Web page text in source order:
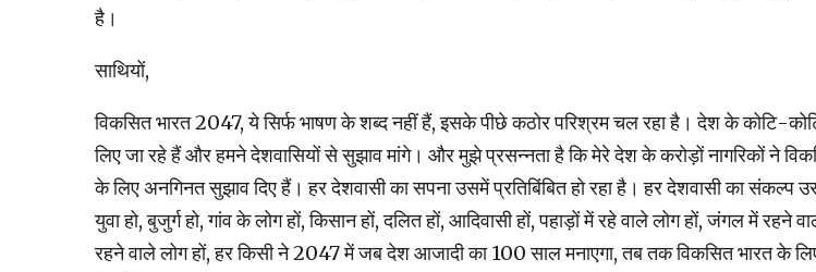
है।
साथियों,
विकसित भारत 2047, ये सिर्फ भाषण के शब्‍द नहीं हैं, इसके पीछे कठोर परिश्रम चल रहा है। देश के को‍टि-
लिए जा रहे हैं और हमने देशवासियों से सुझाव मांगे। और मुझे प्रसन्‍नता है कि मेरे देश के करोड़ों नागरिकों ने
के लिए अनगिनत सुझाव दिए हैं। हर देशवासी का सपना उसमें प्रतिबिंबित हो रहा है। हर देशवासी का संकल्‍प
युवा हो, बुजुर्ग हो, गांव के लोग हों, किसान हों, दलित हों, आदिवासी हों, पहाड़ों में रहे वाले लोग हों, जंगल में रहने
रहने वाले लोग हों, हर किसी ने 2047 में जब देश आजादी का 100 साल मनाएगा, तब तक विकसित भारत के